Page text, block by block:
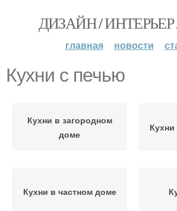
ДИЗАЙН / ИНТЕРЬЕР
главная новости
Кухни с печью
Кухни в загородном
доме
Кухни в частном доме